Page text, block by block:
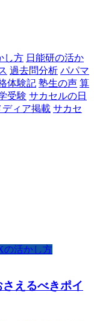
し方 日能研の活か
過去問分析 パパマ
体験記 塾生の声 算
受験 サカセルの日
ディア掲載 サカセ
の活かし方
えるべきポイ